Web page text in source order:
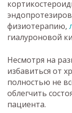
физиотерапию,
гиалуроновой
Несмотря на
избавиться от
полностью не
облегчить
пациента.